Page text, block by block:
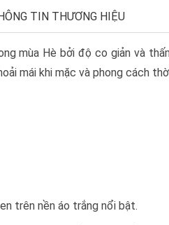
TIN THƯƠNG HIỆU
mùa Hè bởi độ co giản và
mái khi mặc và phong cách
trên nền áo trắng nổi bật.